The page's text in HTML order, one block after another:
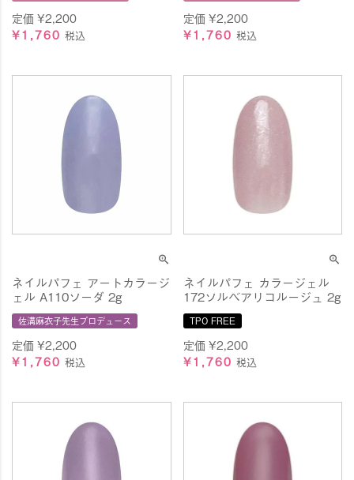
定価¥2,200
¥1,760 税込
定価 ¥2,200
¥1,760 税込
ネイルパフェ アートカラージ
ェル A110ソーダ 2g
佐溝麻衣子先生プロデュース
定価¥2,200
¥1,760 税込
ネイルパフェ カラージェル
172ソルベアリコルージュ 2g
TPO FREE
定価 ¥2,200
¥1,760 税込